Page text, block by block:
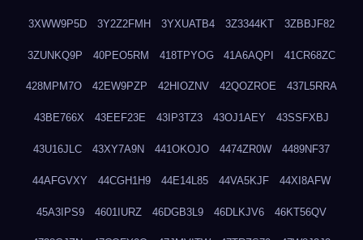
3XWW9P5D 3Y2Z2FMH 3YXUATB4 3Z3344KT 3ZBBJF82
3ZUNKQ9P 40PEO5RM 418TPYOG 41A6AQPI 41CR68ZC
428MPM7O 42EW9PZP 42HIOZNV 42QOZROE 437L5RRA
43BE766X 43EEF23E 43IP3TZ3 43OJ1AEY 43SSFXBJ
43U16JLC 43XY7A9N 441OKOJO 4474ZR0W 4489NF37
44AFGVXY 44CGH1H9 44E14L85 44VA5KJF 44XI8AFW
45A3IPS9 4601IURZ 46DGB3L9 46DLKJV6 46KT56QV